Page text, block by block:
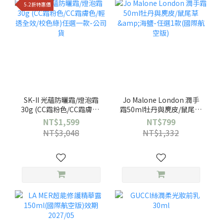
5.2折特惠價
SK-II 光蘊防曬霜/燈泡霜
30g (CC霜粉色/CC霜膚色/
輕透全效/校色綠)任選一
款-公司貨
NT$1,599
NT$3,048
Jo Malone London 潤手
霜50ml牡丹與麂皮/鼠尾草
&海鹽-任選1款(國際航空
版)
NT$799
NT$1,332